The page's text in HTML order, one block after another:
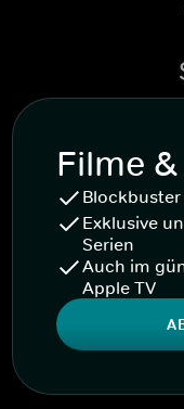
Filme
Exklusive
Serien
Auch im
Apple TV